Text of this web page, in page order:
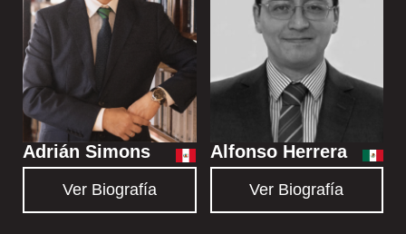
Adrián Simons
Ver Biografía
Alfonso Herrera
Ver Biografía